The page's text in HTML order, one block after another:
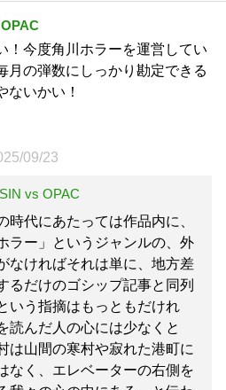
！今度角川ホラーを運営してい
月の弾数にしっかり勘定できる
ないかい！
09/23
vs OPAC
時代にあたっては作品内に、
ラー」というジャンルの、外
なければそれは単に、地方差
るだけのゴシップ記事と同列
いう指摘はもっともだけれ
読んだ人の心には少なくと
は山間の寒村や寂れた港町に
なく、エレベーターの右側を